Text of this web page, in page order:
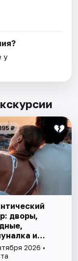
у
₽
дворы,
и
2026 •